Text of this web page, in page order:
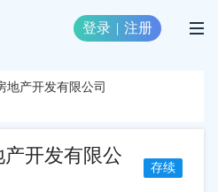
登录 | 注册
地产开发有限公司
开发有限公
存续